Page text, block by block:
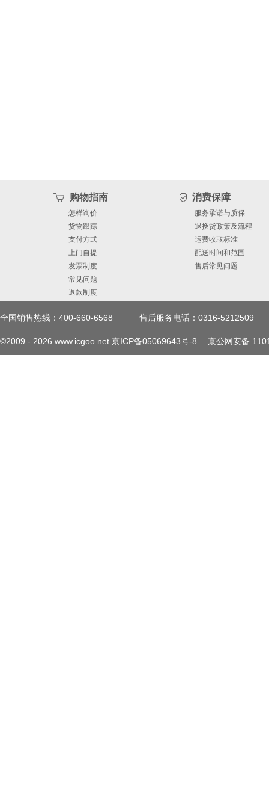
购物指南
怎样询价
货物跟踪
支付方式
上门自提
发票制度
常见问题
退款制度
消费保障
服务承诺与质保
退换货政策及流程
运费收取标准
配送时间和范围
售后常见问题
全国销售热线：400-660-6568 售后服务电话：0316-5212509
©2009 - 2026 www.icgoo.net 京ICP备05069643号-8 京公网安备